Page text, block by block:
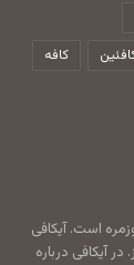
کافه
است. آیکافی
آیکافی درباره